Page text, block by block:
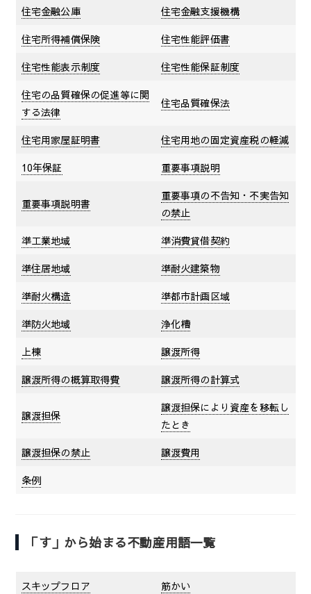
住宅金融公庫
住宅金融支援機構
住宅所得補償保険
住宅性能評価書
住宅性能表示制度
住宅性能保証制度
住宅の品質確保の促進等に関
する法律
住宅品質確保法
住宅用家屋証明書
住宅用地の固定資産税の軽減
10年保証
重要事項説明
重要事項説明書
重要事項の不告知・不実告知
の禁止
準工業地域
準消費貸借契約
準住居地域
準耐火建築物
準耐火構造
準都市計画区域
準防火地域
浄化槽
上棟
譲渡所得
譲渡所得の概算取得費
譲渡所得の計算式
譲渡担保
譲渡担保により資産を移転し
たとき
譲渡担保の禁止
譲渡費用
条例
「す」から始まる不動産用語一覧
スキップフロア
筋かい